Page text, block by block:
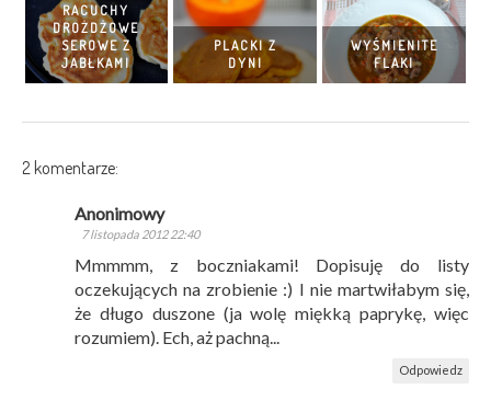
RACUCHY
DROŻDŻOWE
SEROWE Z
JABŁKAMI
PLACKI Z
DYNI
WYŚMIENITE
FLAKI
2 komentarze:
Anonimowy
7 listopada 2012 22:40
Mmmmm, z boczniakami! Dopisuję do listy
oczekujących na zrobienie :) I nie martwiłabym się,
że długo duszone (ja wolę miękką paprykę, więc
rozumiem). Ech, aż pachną...
Odpowiedz